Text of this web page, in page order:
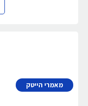
מאמרי הייטק